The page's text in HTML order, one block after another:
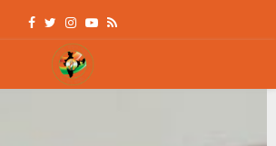
Facebook
Twitter
Instagram
Youtube
Rss